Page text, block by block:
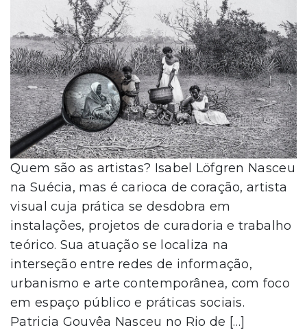
Quem são as artistas? Isabel Löfgren Nasceu
na Suécia, mas é carioca de coração, artista
visual cuja prática se desdobra em
instalações, projetos de curadoria e trabalho
teórico. Sua atuação se localiza na
interseção entre redes de informação,
urbanismo e arte contemporânea, com foco
em espaço público e práticas sociais.
Patricia Gouvêa Nasceu no Rio de […]